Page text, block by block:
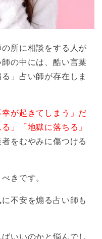
所に相談をする人が
の中には、酷い言葉
」占い師が存在しま
幸が起きてしまう」だ
」「地獄に落ちる」
をむやみに傷つける
きです。
不安を煽る占い師も
いいのかと悩んでし